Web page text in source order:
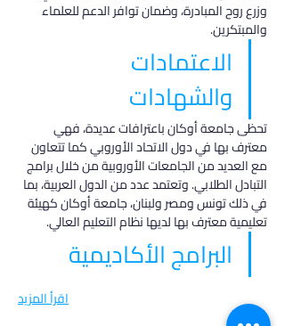
وزرع روح المبادرة، وضمان توافر الدعم للعلماء
والمبتكرين.
الاعتمادات
والشهادات
تحظى جامعة أوكان باعترافات عديدة، فهي
معترف بها في دول الاتحاد الأوروبي كما تتعاون
مع العديد من الجامعات الأوروبية من خلال برامج
التبادل الطلابي. وتعتمد عدد من الدول العربية، بما
في ذلك تونس ومصر ولبنان، جامعة أوكان كهيئة
تعليمية معترف بها لديها نظام التعليم العالي.
البرامج الأكاديمية
اقرأ المزيد